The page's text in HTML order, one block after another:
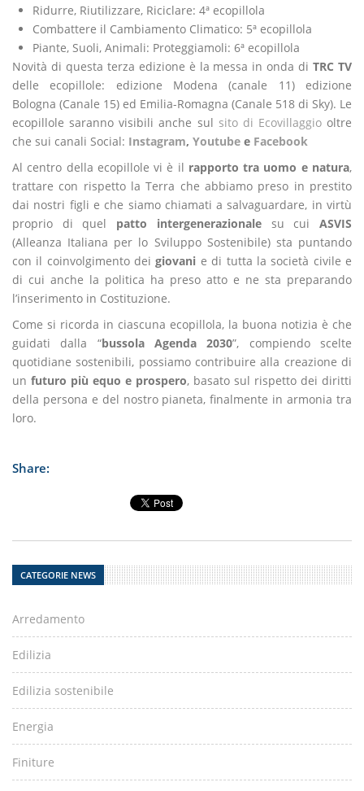
Ridurre, Riutilizzare, Riciclare: 4ª ecopillola
Combattere il Cambiamento Climatico: 5ª ecopillola
Piante, Suoli, Animali: Proteggiamoli: 6ª ecopillola
Novità di questa terza edizione è la messa in onda diTRC TV
delle ecopillole: edizione Modena (canale 11) edizione
Bologna (Canale 15) ed Emilia-Romagna (Canale 518 di Sky). Le
ecopillole saranno visibili anche sul sito di Ecovillaggiooltre
che sui canali Social: Instagram, Youtube e Facebook
Al centro della ecopillole vi è il rapporto tra uomo e natura,
trattare con rispetto la Terra che abbiamo preso in prestito
dai nostri figli e che siamo chiamati a salvaguardare, in virtù
proprio di quel patto intergenerazionalesu cuiASVIS
(Alleanza Italiana per lo Sviluppo Sostenibile) sta puntando
con il coinvolgimento deigiovani e di tutta la società civile e
di cui anche la politica ha preso atto e ne sta preparando
l’inserimento in Costituzione.
Come si ricorda in ciascuna ecopillola, la buona notizia è che
guidati dalla “bussola Agenda 2030”, compiendo scelte
quotidiane sostenibili, possiamo contribuire alla creazione di
un futuro più equo e prospero, basato sul rispetto dei diritti
della persona e del nostro pianeta, finalmente in armonia tra
loro.
Share:
CATEGORIE NEWS
Arredamento
Edilizia
Edilizia sostenibile
Energia
Finiture